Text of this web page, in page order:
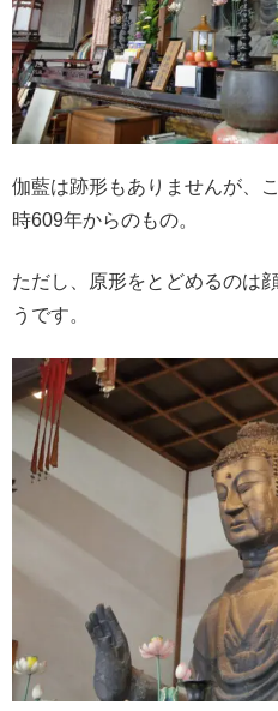
伽藍は跡形もありませんが、
時609年からのもの。
ただし、原形をとどめるのは
うです。